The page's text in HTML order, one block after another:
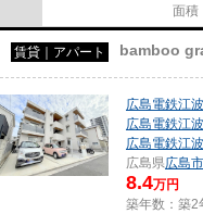
面積
賃貸｜アパート bamboo
広島電鉄江
広島電鉄江
広島電鉄江
広島県広島
8.4万円
築年数：築2